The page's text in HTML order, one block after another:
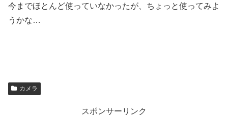
今までほとんど使っていなかったが、ちょっと使ってみよ
うかな…
カメラ
スポンサーリンク